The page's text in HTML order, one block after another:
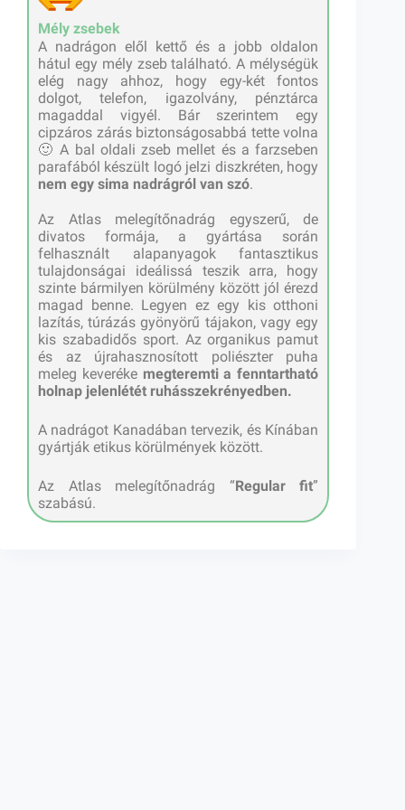
Mély zsebek
A nadrágon elől kettő és a jobb oldalon
hátul egy mély zseb található. A mélységük
elég nagy ahhoz, hogy egy-két fontos
dolgot, telefon, igazolvány, pénztárca
magaddal vigyél. Bár szerintem egy
cipzáros zárás biztonságosabbá tette volna
🙂 A bal oldali zseb mellet és a farzseben
parafából készült logó jelzi diszkréten, hogy
nem egy sima nadrágról van szó.
Az Atlas melegítőnadrág egyszerű, de
divatos formája, a gyártása során
felhasznált alapanyagok fantasztikus
tulajdonságai ideálissá teszik arra, hogy
szinte bármilyen körülmény között jól érezd
magad benne. Legyen ez egy kis otthoni
lazítás, túrázás gyönyörű tájakon, vagy egy
kis szabadidős sport. Az organikus pamut
és az újrahasznosított poliészter puha
meleg keveréke megteremti a fenntartható
holnap jelenlétét ruhásszekrényedben.
A nadrágot Kanadában tervezik, és Kínában
gyártják etikus körülmények között.
Az Atlas melegítőnadrág “Regular fit”
szabású.